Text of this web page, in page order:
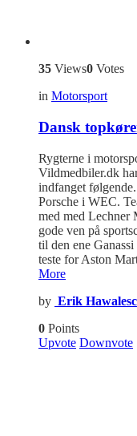
35 Views0 Votes
in Motorsport
Dansk
Rygterne i
Vildmedbiler.dk
indfanget
Porsche i WEC.
med med
gode ven på
til den ene
teste for Aston
More
by Erik
0 Points
Upvote Downvote